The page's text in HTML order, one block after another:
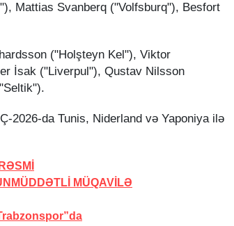
Mattias Svanberq ("Volfsburq"), Besfort
("Holşteyn Kel"), Viktor
İsak ("Liverpul"), Qustav Nilsson
2026-da Tunis, Niderland və Yaponiya ilə
RƏSMİ
MÜQAVİLƏ